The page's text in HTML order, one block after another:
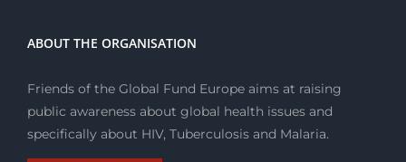
ABOUT THE ORGANISATION
Friends of the Global Fund Europe aims at raising
public awareness about global health issues and
specifically about HIV, Tuberculosis and Malaria.